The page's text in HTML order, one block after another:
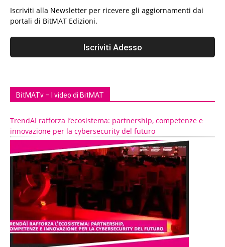
Iscriviti alla Newsletter per ricevere gli aggiornamenti dai
portali di BitMAT Edizioni.
BitMATv – I video di BitMAT
TrendAI rafforza l’ecosistema: partnership, competenze e
innovazione per la cybersecurity del futuro